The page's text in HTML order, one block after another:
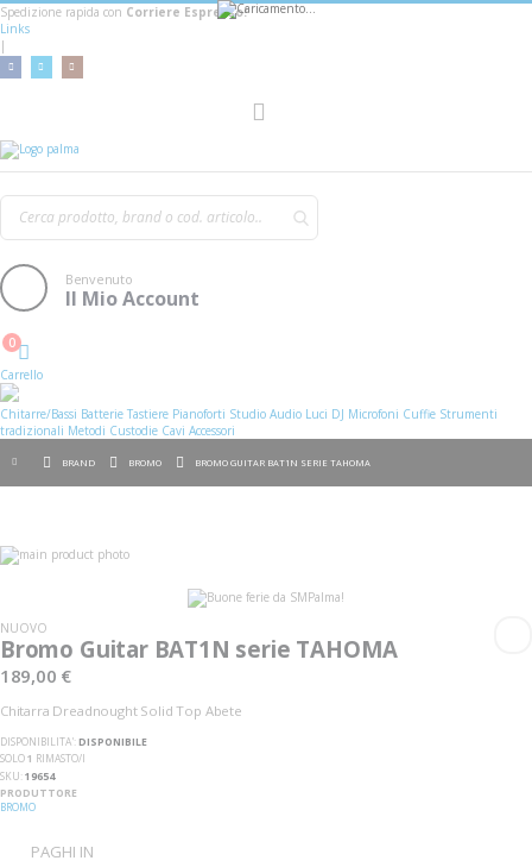
Spedizione rapida con Corriere Espresso!
Links
|
Benvenuto
Il Mio Account
Cart
0
Carrello
Chitarre/Bassi Batterie Tastiere Pianoforti Studio Audio Luci DJ Microfoni Cuffie Strumenti
tradizionali Metodi Custodie Cavi Accessori
BRAND BROMO BROMO GUITAR BAT1N SERIE TAHOMA
Vai
alla
galleria
di
immagini
galleria
di
immagini
NUOVO
Bromo Guitar BAT1N serie TAHOMA
189,00 €
Chitarra Dreadnought Solid Top Abete
DISPONIBILITA':DISPONIBILE
SOLO1 RIMASTO/I
SKU 19654
PRODUTTORE
BROMO
PAGHI IN